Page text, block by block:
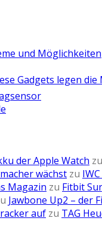
und Möglichkeiten
Gadgets legen
der Apple Watch zu
wächst zu
Magazin zu Fitbit
Jawbone Up2 – der
auf zu TAG